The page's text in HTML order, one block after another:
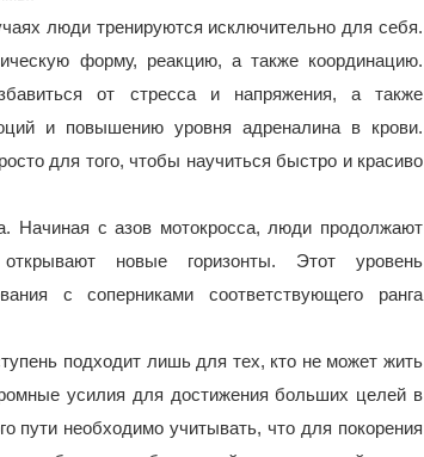
люди тренируются исключительно для себя.
форму, реакцию, а также координацию.
от стресса и напряжения, а также
и повышению уровня адреналина в крови.
для того, чтобы научиться быстро и красиво
Начиная с азов мотокросса, люди продолжают
новые горизонты. Этот уровень
с соперниками соответствующего ранга
подходит лишь для тех, кто не может жить
усилия для достижения больших целей в
пути необходимо учитывать, что для покорения